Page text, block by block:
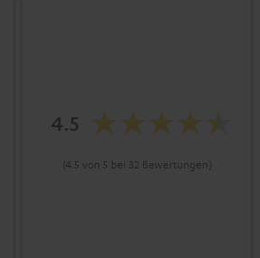
4.5
(4.5 von 5 bei 32 Bewertungen)